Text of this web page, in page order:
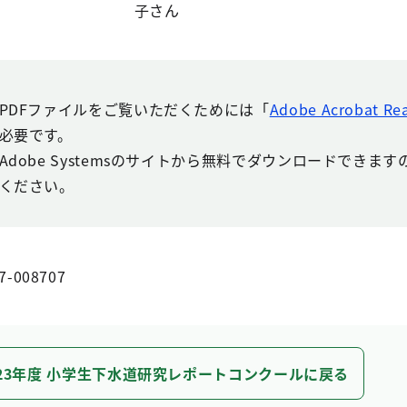
子さん
ファイルをご覧いただくためには「Adobe Acrobat
要です。
Systemsのサイトから無料でダウンロードできます
ださい。
008707
年度 小学生下水道研究レポートコンクールに戻る